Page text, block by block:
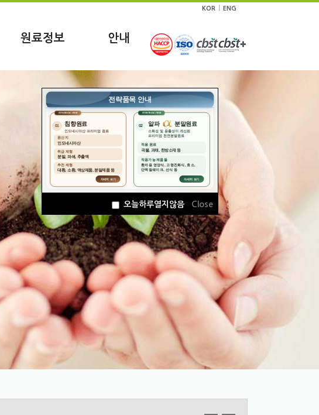
KOR ENG
원료정보 안내
오늘하루열지않음 Close